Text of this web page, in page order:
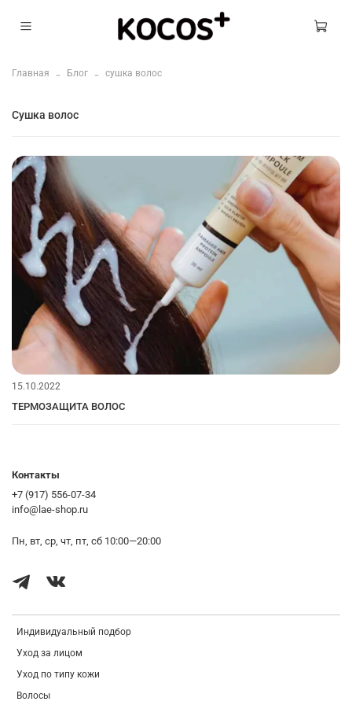
Главная Блог сушка волос
сушка волос
15.10.2022
ТЕРМОЗАЩИТА ВОЛОС
Индивидуальный подбор
Уход за лицом
Уход по типу кожи
Волосы
Контакты
+7 (917) 556-07-34
info@lae-shop.ru
Пн, вт, ср, чт, пт, сб 10:00—20:00